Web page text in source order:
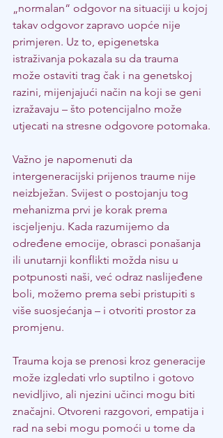
„normalan“ odgovor na situaciji u kojoj
takav odgovor zapravo uopće nije
primjeren. Uz to, epigenetska
istraživanja pokazala su da trauma
može ostaviti trag čak i na genetskoj
razini, mijenjajući način na koji se geni
izražavaju – što potencijalno može
utjecati na stresne odgovore potomaka.
Važno je napomenuti da
intergeneracijski prijenos traume nije
neizbježan. Svijest o postojanju tog
mehanizma prvi je korak prema
iscjeljenju. Kada razumijemo da
određene emocije, obrasci ponašanja
ili unutarnji konflikti možda nisu u
potpunosti naši, već odraz naslijeđene
boli, možemo prema sebi pristupiti s
više suosjećanja – i otvoriti prostor za
promjenu.
Trauma koja se prenosi kroz generacije
može izgledati vrlo suptilno i gotovo
nevidljivo, ali njezini učinci mogu biti
značajni. Otvoreni razgovori, empatija i
rad na sebi mogu pomoći u tome da